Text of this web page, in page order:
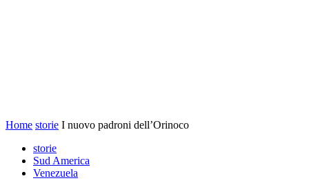
Home storie I nuovo padroni dell’Orinoco
storie
Sud America
Venezuela